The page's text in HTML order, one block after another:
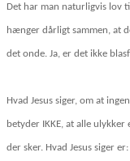
Det har man naturligvis lov
hænger dårligt sammen, at
det onde. Ja, er det ikke
Hvad Jesus siger, om at
betyder IKKE, at alle
der sker. Hvad Jesus siger